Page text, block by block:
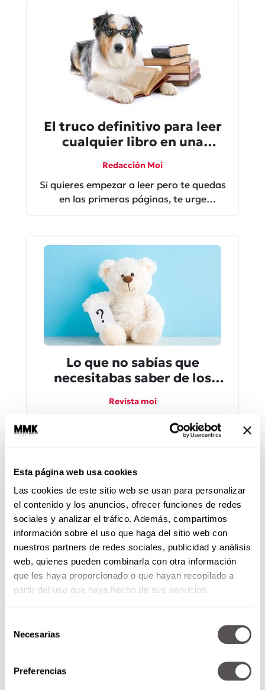
Esta página web usa cookies
Las cookies de este sitio web se usan para personalizar
el contenido y los anuncios, ofrecer funciones de redes
sociales y analizar el tráfico. Además, compartimos
información sobre el uso que haga del sitio web con
nuestros partners de redes sociales, publicidad y análisis
web, quienes pueden combinarla con otra información
que les haya proporcionado o que hayan recopilado a
partir del uso que haya hecho de sus servicios.
Necesarias
Preferencias
El truco definitivo para leer
cualquier libro en una
Redacción Moi
Si quieres empezar a leer pero te quedas
en las primeras páginas, te urge
Lo que no sabías que
necesitabas saber de los
Revista moi
Por ejemplo, sabías que los bebés les
quitan a sus padres 44 días de sueño,
¡El arte de besar! Todo lo que
todo lo que no sabías sobre los besos y lo